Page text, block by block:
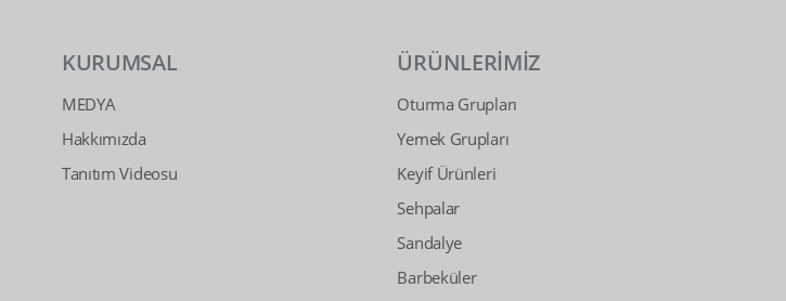
KURUMSAL
MEDYA
Hakkımızda
Tanıtım Videosu
ÜRÜNLERİMİZ
Oturma Grupları
Yemek Grupları
Keyif Ürünleri
Sehpalar
Sandalye
Barbeküler